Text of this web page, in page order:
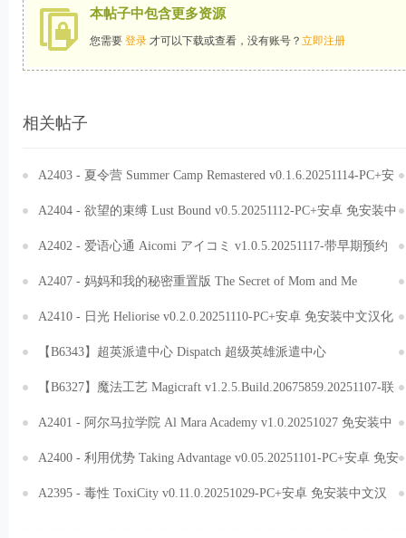
本帖子中包含更多资源
您需要 登录 才可以下载或查看，没有账号？ 立即注册
相关帖子
A2403 - 夏令营 Summer Camp Remastered v0.1.6.20251114-PC+安
卓 免安装中文汉化版[1.27GB]
A2404 - 欲望的束缚 Lust Bound v0.5.20251112-PC+安卓 免安装中
文汉化版[8.79GB]
A2402 - 爱语心通 Aicomi アイコミ v1.0.5.20251117-带早期预约
特典-纯净解码 免安装汉化整合版[30.8GB]
A2407 - 妈妈和我的秘密重置版 The Secret of Mom and Me
Remake v0.5.20251110 免安装中文汉化版[385MB]
A2410 - 日光 Heliorise v0.2.0.20251110-PC+安卓 免安装中文汉化
版[6.45GB]
【B6343】超英派遣中心 Dispatch 超级英雄派遣中心
V1.0.16254.20251114-Episodes1-8-第7和8集-完整+全DLC+原生音
乐 免安装中文豪华版[15.3GB]
【B6327】魔法工艺 Magicraft v1.2.5.Build.20675859.20251107-联
动潜水员戴夫DLC-法术炼铸-奇术工匠 免安装中文版[1.76GB]
A2401 - 阿尔马拉学院 Al Mara Academy v1.0.20251027 免安装中
文版[1.04GB]
A2400 - 利用优势 Taking Advantage v0.05.20251101-PC+安卓 免安
装中文汉化版[4.97GB]
A2395 - 毒性 ToxiCity v0.11.0.20251029-PC+安卓 免安装中文汉